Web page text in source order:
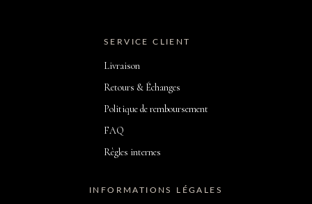
SERVICE CLIENT
Livraison
Retours & Échanges
Politique de remboursement
FAQ
Règles internes
INFORMATIONS LÉGALES